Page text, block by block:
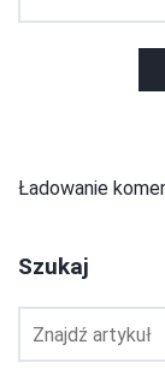
Ładowanie
Szukaj